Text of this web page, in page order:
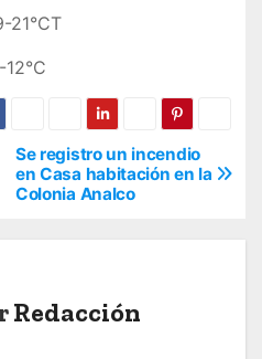
21°CT
Se registro un incendio
en Casa habitación en la
Colonia Analco
Redacción